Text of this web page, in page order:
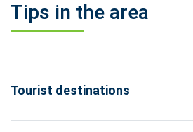
Tips in the area
Tourist destinations